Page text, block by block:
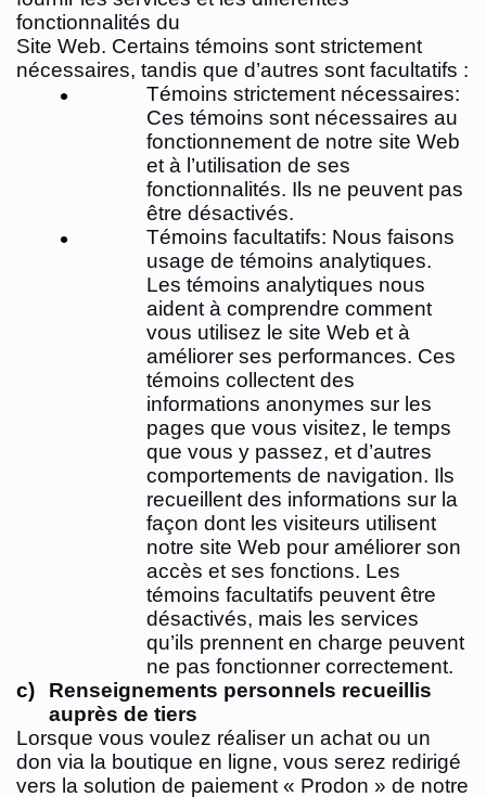
fonctionnalités du
Site Web. Certains témoins sont strictement
nécessaires, tandis que d’autres sont facultatifs :
Témoins strictement nécessaires:
Ces témoins sont nécessaires au
fonctionnement de notre site Web
et à l’utilisation de ses
fonctionnalités. Ils ne peuvent pas
être désactivés.
Témoins facultatifs: Nous faisons
usage de témoins analytiques.
Les témoins analytiques nous
aident à comprendre comment
vous utilisez le site Web et à
améliorer ses performances. Ces
témoins collectent des
informations anonymes sur les
pages que vous visitez, le temps
que vous y passez, et d’autres
comportements de navigation. Ils
recueillent des informations sur la
façon dont les visiteurs utilisent
notre site Web pour améliorer son
accès et ses fonctions. Les
témoins facultatifs peuvent être
désactivés, mais les services
qu’ils prennent en charge peuvent
ne pas fonctionner correctement.
Renseignements personnels recueillis
auprès de tiers
Lorsque vous voulez réaliser un achat ou un
don via la boutique en ligne, vous serez redirigé
vers la solution de paiement « Prodon » de notre